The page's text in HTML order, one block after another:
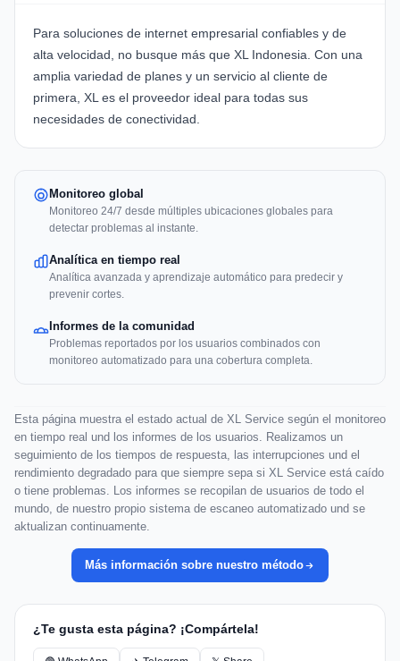
Para soluciones de internet empresarial confiables y de
alta velocidad, no busque más que XL Indonesia. Con una
amplia variedad de planes y un servicio al cliente de
primera, XL es el proveedor ideal para todas sus
necesidades de conectividad.
Monitoreo global
Monitoreo 24/7 desde múltiples ubicaciones globales para
detectar problemas al instante.
Analítica en tiempo real
Analítica avanzada y aprendizaje automático para predecir y
prevenir cortes.
Informes de la comunidad
Problemas reportados por los usuarios combinados con
monitoreo automatizado para una cobertura completa.
Esta página muestra el estado actual de XL Service según el monitoreo
en tiempo real und los informes de los usuarios. Realizamos un
seguimiento de los tiempos de respuesta, las interrupciones und el
rendimiento degradado para que siempre sepa si XL Service está caído
o tiene problemas. Los informes se recopilan de usuarios de todo el
mundo, de nuestro propio sistema de escaneo automatizado und se
aktualizan continuamente.
Más información sobre nuestro método
¿Te gusta esta página? ¡Compártela!